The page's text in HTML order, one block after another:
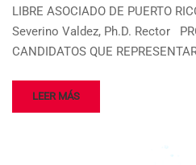
LIBRE ASOCIADO DE PUERTO
Severino Valdez, Ph.D. Rector
CANDIDATOS QUE
LEER MÁS